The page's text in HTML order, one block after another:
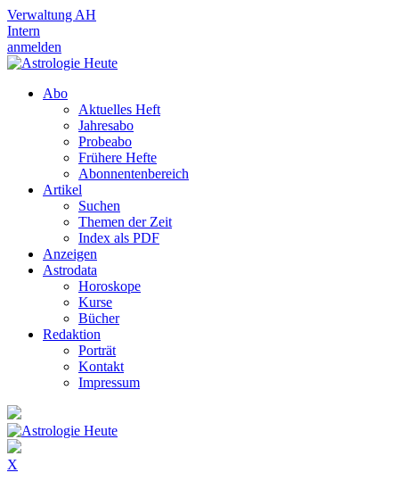
Verwaltung AH
Intern
anmelden
Abo
Aktuelles Heft
Jahresabo
Probeabo
Frühere Hefte
Abonnentenbereich
Artikel
Suchen
Themen der Zeit
Index als PDF
Anzeigen
Astrodata
Horoskope
Kurse
Bücher
Redaktion
Porträt
Kontakt
Impressum
X